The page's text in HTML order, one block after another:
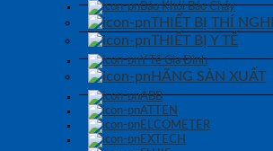
Báo Khói Báo Cháy
THIẾT BỊ THÍ
THIẾT BỊ Y TẾ
Y Tế Gia Đình
HÃNG SẢN XUẤT
ABB
ATTEN
ELCOMETER
EXTECH